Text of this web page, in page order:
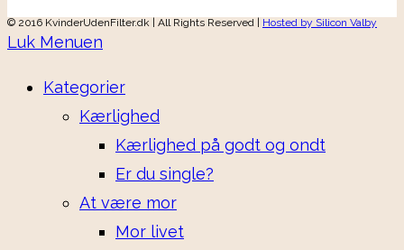
© 2016 KvinderUdenFilter.dk | All Rights Reserved | Hosted by Silicon Valby
Luk Menuen
Kategorier
Kærlighed
Kærlighed på godt og ondt
Er du single?
At være mor
Mor livet